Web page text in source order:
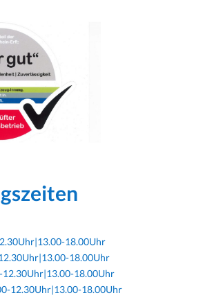
18.00Uhr
18.00Uhr
12.30Uhr|13.00-18.00Uhr
12.30Uhr|13.00-18.00Uhr